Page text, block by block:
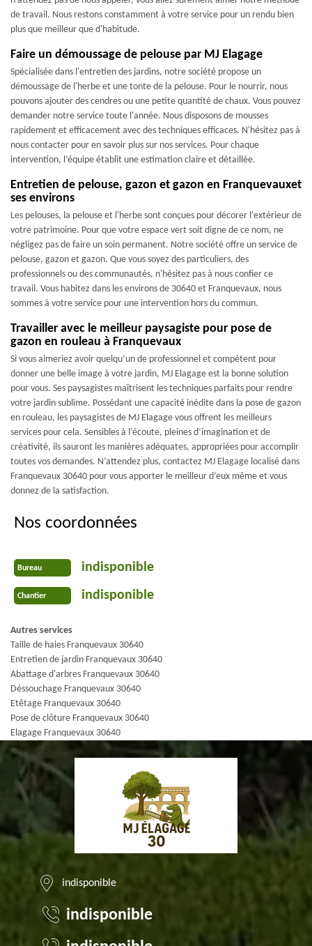
de travail. Nous restons constamment à votre service pour un rendu bien
plus que meilleur que d'habitude.
Faire un démoussage de pelouse par MJ Elagage
Spécialisée dans l'entretien des jardins, notre société propose un
démoussage de l'herbe et une tonte de la pelouse. Pour le nourrir, nous
pouvons ajouter des cendres ou une petite quantité de chaux. Vous pouvez
demander notre service toute l'année. Nous disposons de mousses
rapidement et efficacement avec des techniques efficaces. N'hésitez pas à
nous contacter pour en savoir plus sur nos services. Pour chaque
intervention, l’équipe établit une estimation claire et détaillée.
Entretien de pelouse, gazon et gazon en Franquevauxet
ses environs
Les pelouses, la pelouse et l'herbe sont conçues pour décorer l'extérieur de
votre patrimoine. Pour que votre espace vert soit digne de ce nom, ne
négligez pas de faire un soin permanent. Notre société offre un service de
pelouse, gazon et gazon. Que vous soyez des particuliers, des
professionnels ou des communautés, n'hésitez pas à nous confier ce
travail. Vous habitez dans les environs de 30640 et Franquevaux, nous
sommes à votre service pour une intervention hors du commun.
Travailler avec le meilleur paysagiste pour pose de
gazon en rouleau à Franquevaux
Si vous aimeriez avoir quelqu’un de professionnel et compétent pour
donner une belle image à votre jardin, MJ Elagage est la bonne solution
pour vous. Ses paysagistes maîtrisent les techniques parfaits pour rendre
votre jardin sublime. Possédant une capacité inédite dans la pose de gazon
en rouleau, les paysagistes de MJ Elagage vous offrent les meilleurs
services pour cela. Sensibles à l’écoute, pleines d’imagination et de
créativité, ils sauront les manières adéquates, appropriées pour accomplir
toutes vos demandes. N’attendez plus, contactez MJ Elagage localisé dans
Franquevaux 30640 pour vous apporter le meilleur d’eux même et vous
donnez de la satisfaction.
Nos coordonnées
Bureau indisponible
Chantier indisponible
Autres services
Taille de haies Franquevaux 30640
Entretien de jardin Franquevaux 30640
Abattage d'arbres Franquevaux 30640
Déssouchage Franquevaux 30640
Etêtage Franquevaux 30640
Pose de clôture Franquevaux 30640
Elagage Franquevaux 30640
indisponible
indisponible